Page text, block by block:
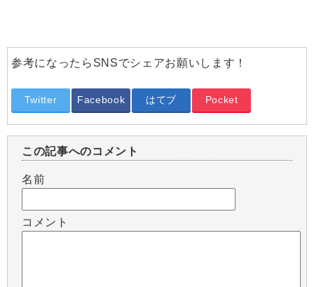
参考になったらSNSでシェアお願いします！
Twitter Facebook はてブ Pocket
この記事へのコメント
名前
コメント